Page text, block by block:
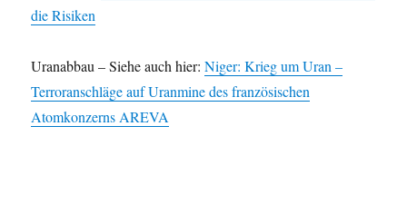
die Risiken
Uranabbau – Siehe auch hier:Niger: Krieg um Uran –
Terroranschläge auf Uranmine des französischen
Atomkonzerns AREVA